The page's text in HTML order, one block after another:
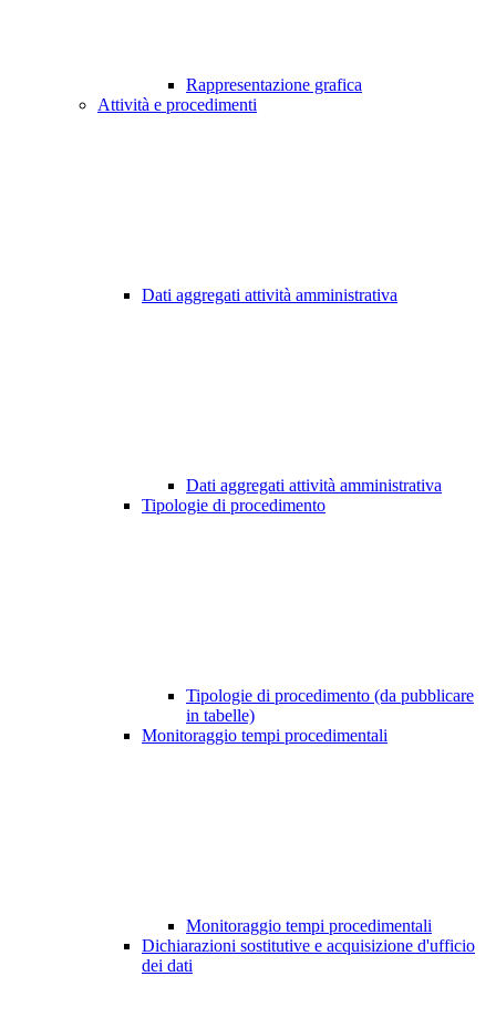
Rappresentazione grafica
Attività e procedimenti
Dati aggregati attività amministrativa
Dati aggregati attività amministrativa
Tipologie di procedimento
Tipologie di procedimento (da pubblicare
in tabelle)
Monitoraggio tempi procedimentali
Monitoraggio tempi procedimentali
Dichiarazioni sostitutive e acquisizione d'ufficio
dei dati